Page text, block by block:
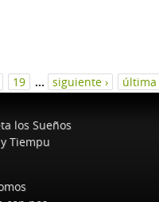
19 … siguiente › última
los Sueños
Tiempu